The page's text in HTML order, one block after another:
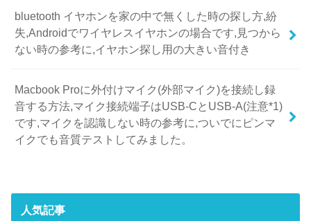
bluetooth イヤホンを家の中で無くした時の探し方,紛
失,Androidでワイヤレスイヤホンの場合です,見つから
ない時の参考に,イヤホン探し用の大きい音付き
Macbook Proに外付けマイク(外部マイク)を接続し録
音する方法,マイク接続端子はUSB-CとUSB-A(注意*1)
です,マイクを認識しない時の参考に,ついでにピンマ
イクでも音質テストしてみました。
人気記事